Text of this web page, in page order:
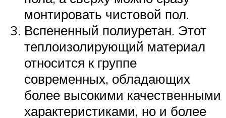
монтировать чистовой пол.
Вспененный полиуретан. Этот
теплоизолирующий материал
относится к группе
современных, обладающих
более высокими качественными
характеристиками, но и более